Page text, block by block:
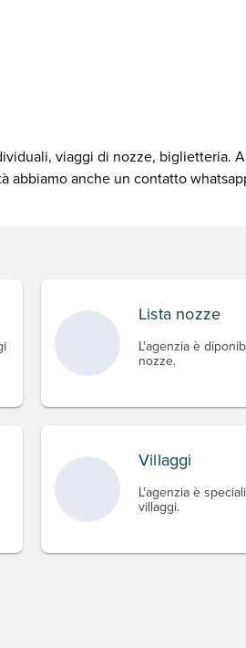
viaggi di nozze, biglietteria.
abbiamo anche un contatto
Lista nozze
L'agenzia è
nozze.
Villaggi
L'agenzia è
villaggi.